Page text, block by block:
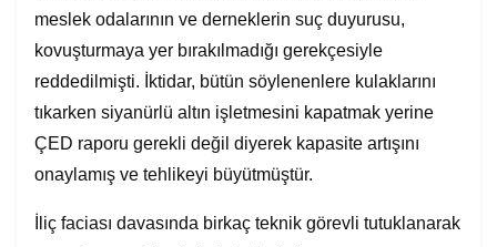
meslek odalarının ve derneklerin suç duyurusu,
kovuşturmaya yer bırakılmadığı gerekçesiyle
reddedilmişti. İktidar, bütün söylenenlere kulaklarını
tıkarken siyanürlü altın işletmesini kapatmak yerine
ÇED raporu gerekli değil diyerek kapasite artışını
onaylamış ve tehlikeyi büyütmüştür.
İliç faciası davasında birkaç teknik görevli tutuklanarak